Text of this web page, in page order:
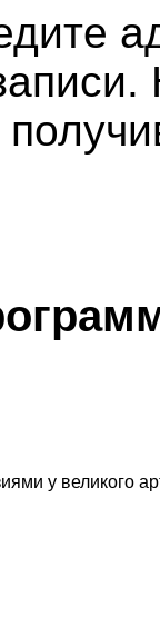
у великого